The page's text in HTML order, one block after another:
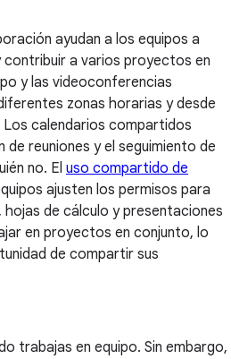
ayudan a los equipos a
a varios proyectos en
y las videoconferencias
zonas horarias y desde
calendarios compartidos
reuniones y el seguimiento de
no. El uso compartido de
ajusten los permisos para
de cálculo y presentaciones
en proyectos en conjunto, lo
de compartir sus
trabajas en equipo. Sin embargo,